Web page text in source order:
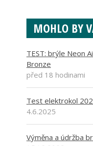
MOHLO BY
TEST: brýle Neon
Bronze
před 18 hodinami
Test elektrokol
4.6.2025
Výměna a údržba